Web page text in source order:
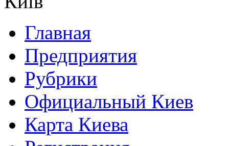
Главная
Предприятия
Рубрики
Официальный Киев
Карта Киева